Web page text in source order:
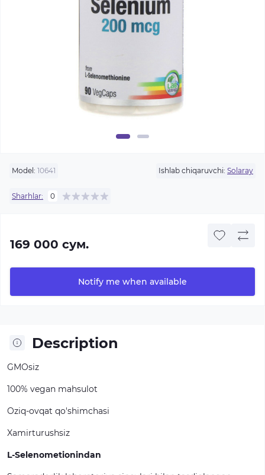
Model: 10641 Ishlab chiqaruvchi: Solaray
Sharhlar: 0
169 000 сум.
Notify me when available
Description
GMOsiz
100% vegan mahsulot
Oziq-ovqat qo'shimchasi
Xamirturushsiz
L-Selenometionindan